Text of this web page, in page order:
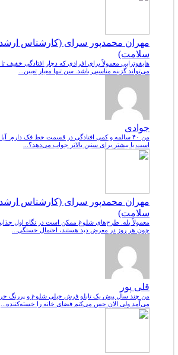
مهران محمدپور سرای (کارشناس
سلامت)
هایفوتراپی معمولاً برای افرادی که دچار افتادگی
می‌تواند گزینه مناسبی باشد. سن تنها معیار تعیین...
جوادی
من ۴۰ سالمه و کمی افتادگی در قسمت خط فک دارم.
است یا بیشتر برای سنین بالاتر جواب می‌دهد؟...
مهران محمدپور سرای (کارشناس
سلامت)
معمولاً بله. طرح‌های شلوغ ممکن است در نگاه اول
چون هر روز در معرض دید هستند، احتمال خستگی...
قلی پور
من چند سال پیش یک تابلو فرش خیلی شلوغ و پررنگ
می‌آمد ولی الان حس می‌کنم فضای خانه را خسته‌کننده...